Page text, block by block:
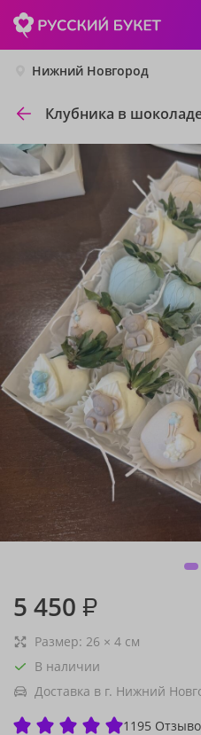
Нижний Новгород
Клубника в
5 450 ₽
Размер: 26 × 4 см
В наличии
Доставка в г. Нижний
1195